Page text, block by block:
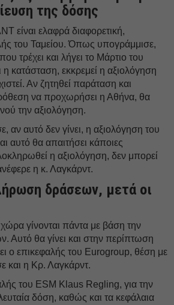
της δόσης
είναι ελαφρά διαφορετική,
του Ταμείου. Όπως υπογράμμισε,
τρέχει και λήγει το Μάρτιο του
κατάσταση, εκκρεμεί η αξιολόγηση
Αν ζητηθεί παράταση και
να προχωρήσει η Αθήνα, θα
την αξιολόγηση.
αν αυτό δεν γίνει, η αξιολόγηση του
αυτό θα απαιτήσει κάποιες
η αξιολόγηση, δεν μπορεί
η κ. Λαγκάρντ.
δράσεων, μετά οι
γίνονται πάντα με βάση την
Αυτό θα γίνει και στην περίπτωση
ο επικεφαλής του Eurogroup, θέση με
και η Κρ. Λαγκάρντ.
του ESM Klaus Regling, για την
δόση, καθώς και τα κεφάλαια